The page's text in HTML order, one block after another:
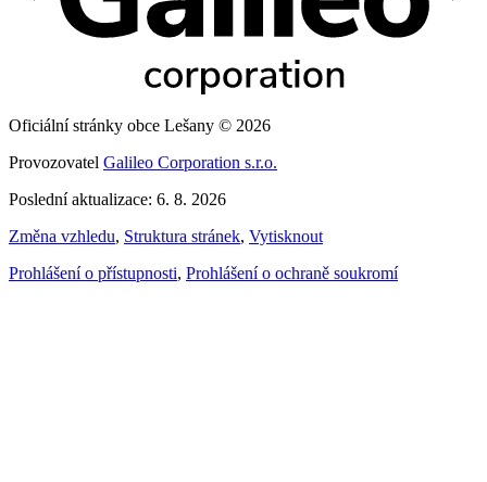
Oficiální stránky obce Lešany © 2026
Provozovatel Galileo Corporation s.r.o.
Poslední aktualizace: 6. 8. 2026
Změna vzhledu, Struktura stránek, Vytisknout
Prohlášení o přístupnosti, Prohlášení o ochraně soukromí